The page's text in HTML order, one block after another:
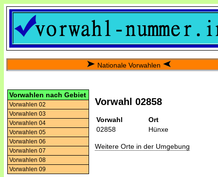
Nationale Vorwahlen
Vorwahlen nach Gebiet
Vorwahlen 02
Vorwahlen 03
Vorwahlen 04
Vorwahlen 05
Vorwahlen 06
Vorwahlen 07
Vorwahlen 08
Vorwahlen 09
Vorwahl 02858
Vorwahl
Ort
02858
Hünxe
Weitere Orte in der Umgebung